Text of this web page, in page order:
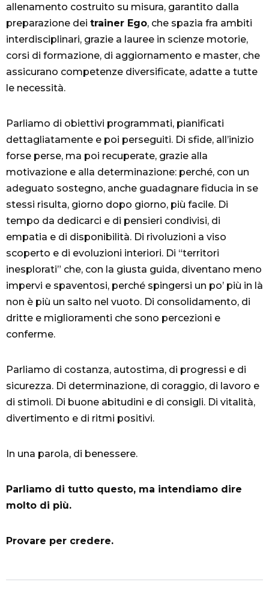
allenamento costruito su misura, garantito dalla
preparazione dei trainer Ego, che spazia fra ambiti
interdisciplinari, grazie a lauree in scienze motorie,
corsi di formazione, di aggiornamento e master, che
assicurano competenze diversificate, adatte a tutte
le necessità.
Parliamo di obiettivi programmati, pianificati
dettagliatamente e poi perseguiti. Di sfide, all’inizio
forse perse, ma poi recuperate, grazie alla
motivazione e alla determinazione: perché, con un
adeguato sostegno, anche guadagnare fiducia in se
stessi risulta, giorno dopo giorno, più facile. Di
tempo da dedicarci e di pensieri condivisi, di
empatia e di disponibilità. Di rivoluzioni a viso
scoperto e di evoluzioni interiori. Di “territori
inesplorati” che, con la giusta guida, diventano meno
impervi e spaventosi, perché spingersi un po’ più in là
non è più un salto nel vuoto. Di consolidamento, di
dritte e miglioramenti che sono percezioni e
conferme.
Parliamo di costanza, autostima, di progressi e di
sicurezza. Di determinazione, di coraggio, di lavoro e
di stimoli. Di buone abitudini e di consigli. Di vitalità,
divertimento e di ritmi positivi.
In una parola, di benessere.
Parliamo di tutto questo, ma intendiamo dire
molto di più.
Provare per credere.